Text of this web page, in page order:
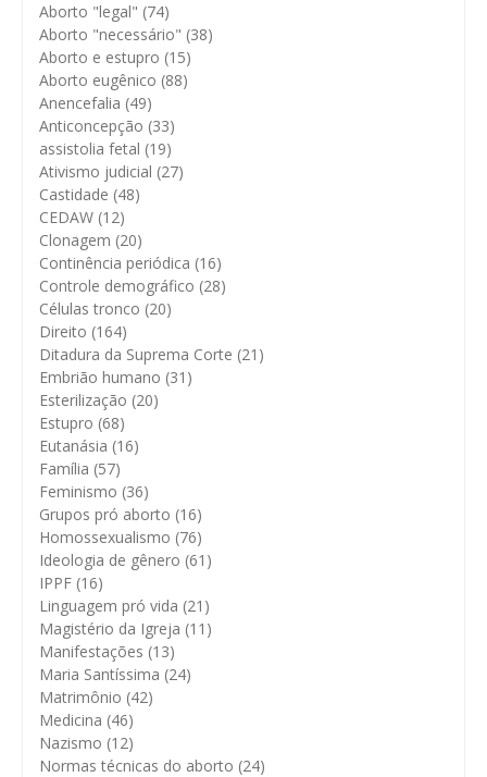
Aborto "legal" (74)
Aborto "necessário" (38)
Aborto e estupro (15)
Aborto eugênico (88)
Anencefalia (49)
Anticoncepção (33)
assistolia fetal (19)
Ativismo judicial (27)
Castidade (48)
CEDAW (12)
Clonagem (20)
Continência periódica (16)
Controle demográfico (28)
Células tronco (20)
Direito (164)
Ditadura da Suprema Corte (21)
Embrião humano (31)
Esterilização (20)
Estupro (68)
Eutanásia (16)
Família (57)
Feminismo (36)
Grupos pró aborto (16)
Homossexualismo (76)
Ideologia de gênero (61)
IPPF (16)
Linguagem pró vida (21)
Magistério da Igreja (11)
Manifestações (13)
Maria Santíssima (24)
Matrimônio (42)
Medicina (46)
Nazismo (12)
Normas técnicas do aborto (24)